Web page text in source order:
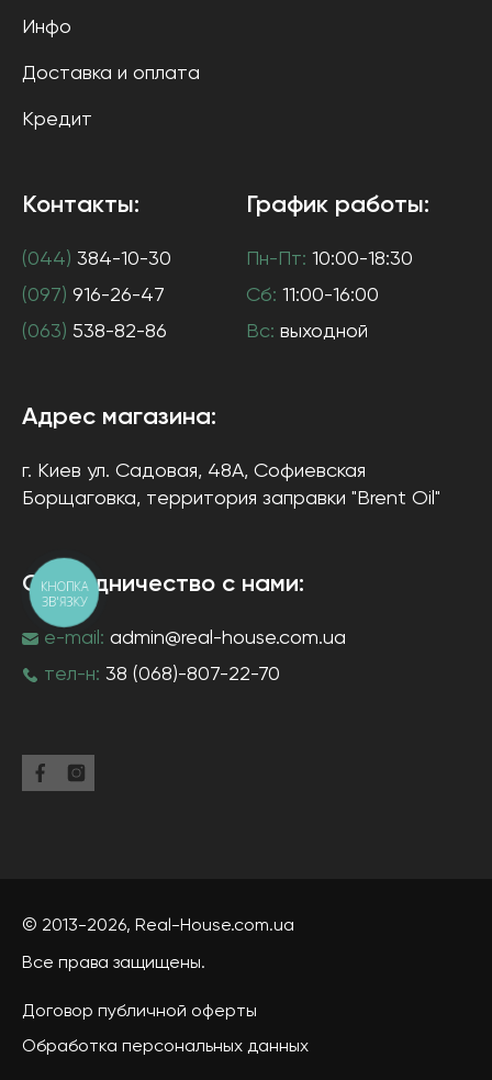
Инфо
Доставка и оплата
Кредит
Контакты:
(044) 384-10-30
(097) 916-26-47
(063) 538-82-86
График работы:
Пн-Пт: 10:00-18:30
Сб: 11:00-16:00
Вс: выходной
Адрес магазина:
г. Киев ул. Садовая, 48А, Софиевская
Борщаговка, территория заправки "Brent Oil"
Сотрудничество с нами:
e-mail: admin@real-house.com.ua
тел-н: 38 (068)-807-22-70
© 2013-2026, Real-House.com.ua
Все права защищены.
Договор публичной оферты
Обработка персональных данных
КНОПКА
ЗВ'ЯЗКУ